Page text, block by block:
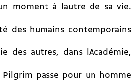
moment à lautre de sa vie.
des humains contemporains
des autres, dans lAcadémie,
Pilgrim passe pour un homme